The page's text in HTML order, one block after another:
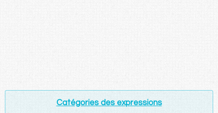
Catégories des expressions